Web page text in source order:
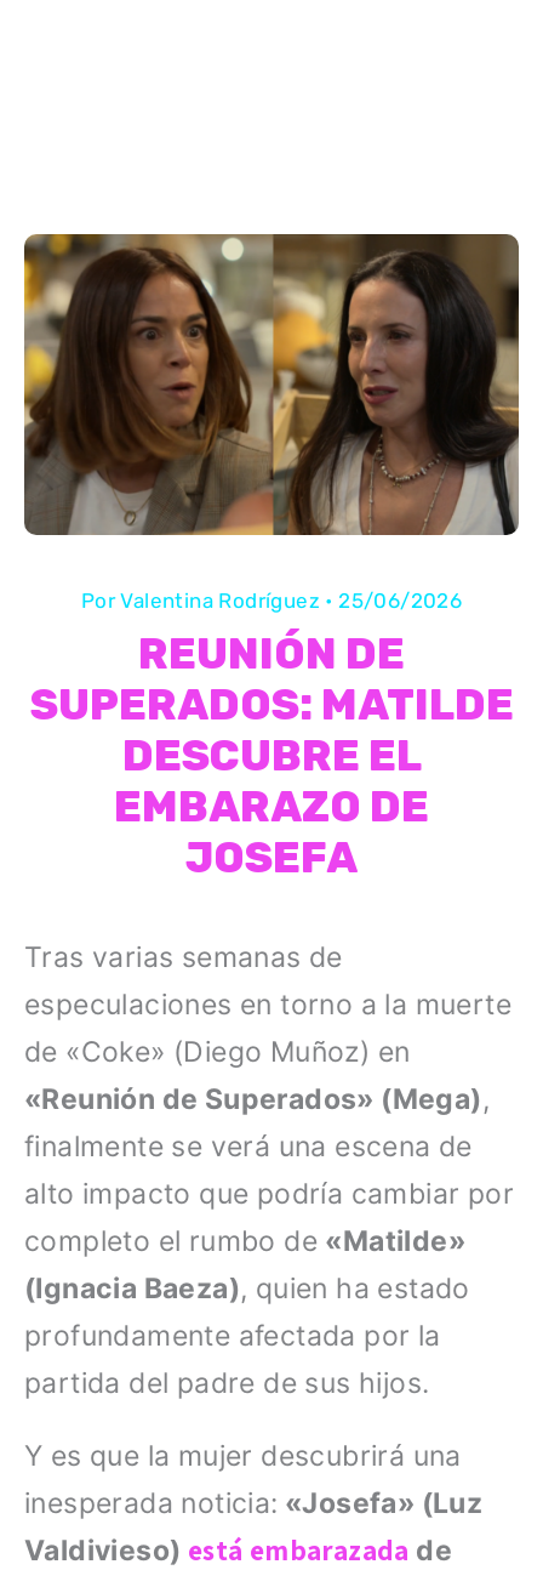
PorValentina Rodríguez • 25/06/2026
REUNIÓN DE
SUPERADOS: MATILDE
DESCUBRE EL
EMBARAZO DE
JOSEFA
Tras varias semanas de
especulaciones en torno a la muerte
de «Coke» (Diego Muñoz) en
«Reunión de Superados» (Mega),
finalmente se verá una escena de
alto impacto que podría cambiar por
completo el rumbo de «Matilde»
(Ignacia Baeza), quien ha estado
profundamente afectada por la
partida del padre de sus hijos.
Y es que la mujer descubrirá una
inesperada noticia: «Josefa» (Luz
Valdivieso) está embarazada de